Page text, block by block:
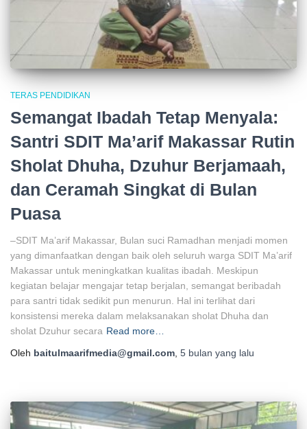
TERAS PENDIDIKAN
Semangat Ibadah Tetap Menyala:
Santri SDIT Ma’arif Makassar Rutin
Sholat Dhuha, Dzuhur Berjamaah,
dan Ceramah Singkat di Bulan
Puasa
–SDIT Ma’arif Makassar, Bulan suci Ramadhan menjadi momen
yang dimanfaatkan dengan baik oleh seluruh warga SDIT Ma’arif
Makassar untuk meningkatkan kualitas ibadah. Meskipun
kegiatan belajar mengajar tetap berjalan, semangat beribadah
para santri tidak sedikit pun menurun. Hal ini terlihat dari
konsistensi mereka dalam melaksanakan sholat Dhuha dan
sholat Dzuhur secara Read more…
Oleh baitulmaarifmedia@gmail.com, 5 bulan yang lalu